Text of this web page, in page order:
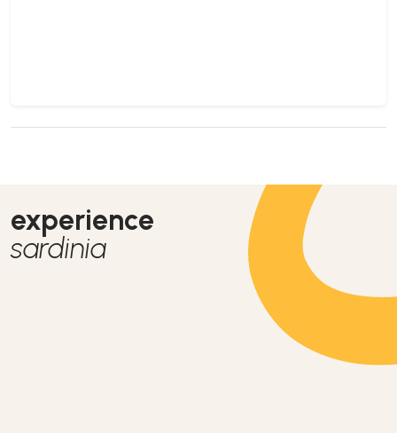
experience
sardinia